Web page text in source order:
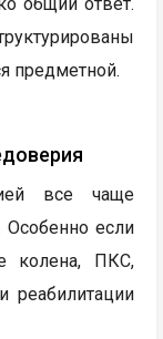
предметной.
все чаще
Особенно если
колена, ПКС,
реабилитации